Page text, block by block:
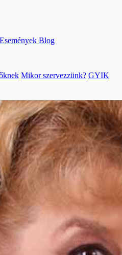
Események Blog
Mikor szervezzünk? GYIK